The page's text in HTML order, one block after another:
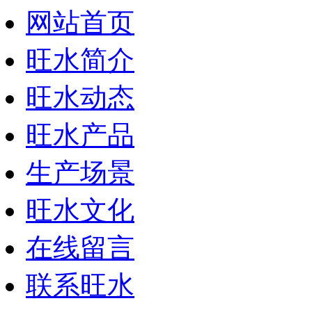
网站首页
旺水简介
旺水动态
旺水产品
生产场景
旺水文化
在线留言
联系旺水